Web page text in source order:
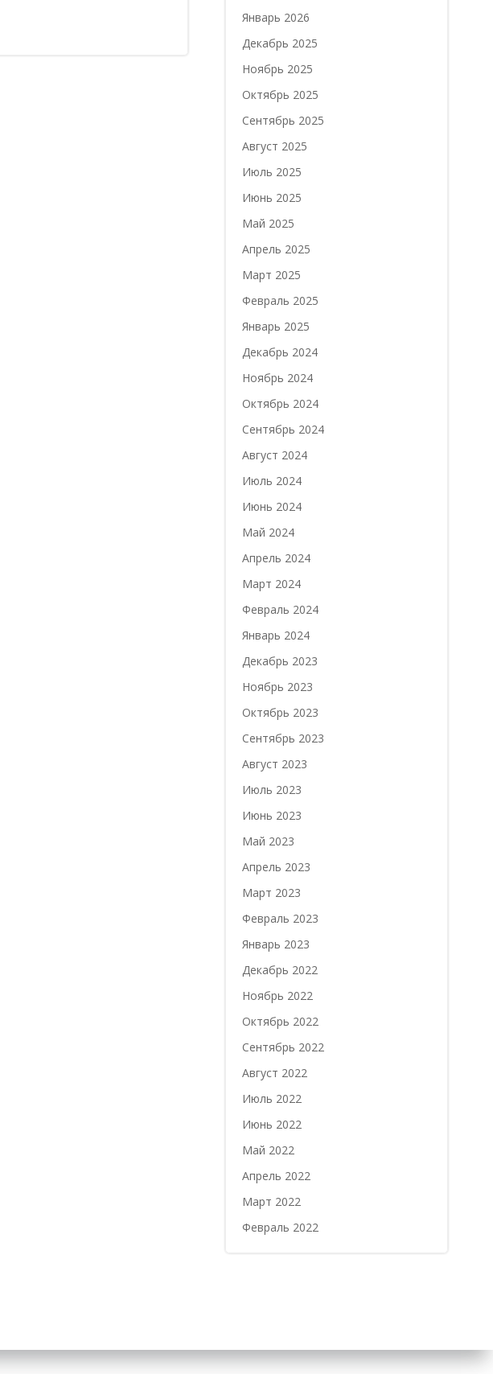
Январь 2026
Декабрь 2025
Ноябрь 2025
Октябрь 2025
Сентябрь 2025
Август 2025
Июль 2025
Июнь 2025
Май 2025
Апрель 2025
Март 2025
Февраль 2025
Январь 2025
Декабрь 2024
Ноябрь 2024
Октябрь 2024
Сентябрь 2024
Август 2024
Июль 2024
Июнь 2024
Май 2024
Апрель 2024
Март 2024
Февраль 2024
Январь 2024
Декабрь 2023
Ноябрь 2023
Октябрь 2023
Сентябрь 2023
Август 2023
Июль 2023
Июнь 2023
Май 2023
Апрель 2023
Март 2023
Февраль 2023
Январь 2023
Декабрь 2022
Ноябрь 2022
Октябрь 2022
Сентябрь 2022
Август 2022
Июль 2022
Июнь 2022
Май 2022
Апрель 2022
Март 2022
Февраль 2022